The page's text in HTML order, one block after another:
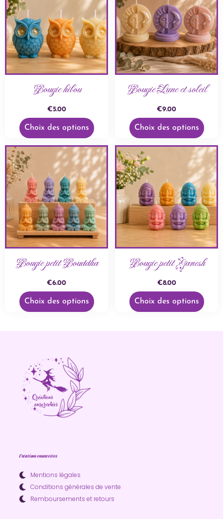
Bougie hibou
€5.00
Choix des options
Bougie Lune et soleil
€9.00
Choix des options
Bougie petit Bouddha
€6.00
Choix des options
Bougie petit Ganesh
€8.00
Choix des options
Créations ensorcelées
Mentions légales
Conditions générales de vente
Remboursements et retours